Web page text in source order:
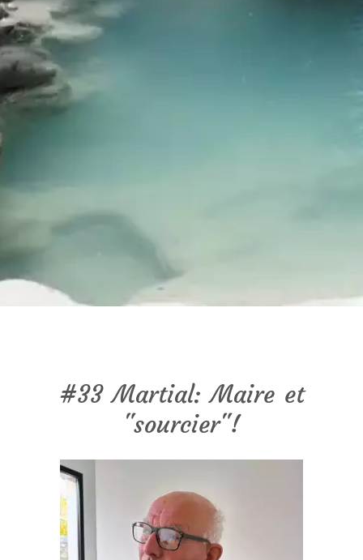
#33 Martial: Maire et
"sourcier"!